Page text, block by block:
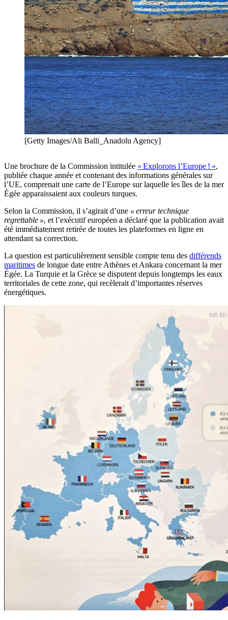
[Getty Images/Ali Balli_Anadolu Agency]
Une brochure de la Commission intitulée « Explorons l’Europe ! »,
publiée chaque année et contenant des informations générales sur
l’UE, comprenait une carte de l’Europe sur laquelle les îles de la mer
Égée apparaissaient aux couleurs turques.
Selon la Commission, il s’agirait d’une « erreur technique
regrettable », et l’exécutif européen a déclaré que la publication avait
été immédiatement retirée de toutes les plateformes en ligne en
attendant sa correction.
La question est particulièrement sensible compte tenu des différends
maritimes de longue date entre Athènes et Ankara concernant la mer
Égée. La Turquie et la Grèce se disputent depuis longtemps les eaux
territoriales de cette zone, qui recèlerait d’importantes réserves
énergétiques.